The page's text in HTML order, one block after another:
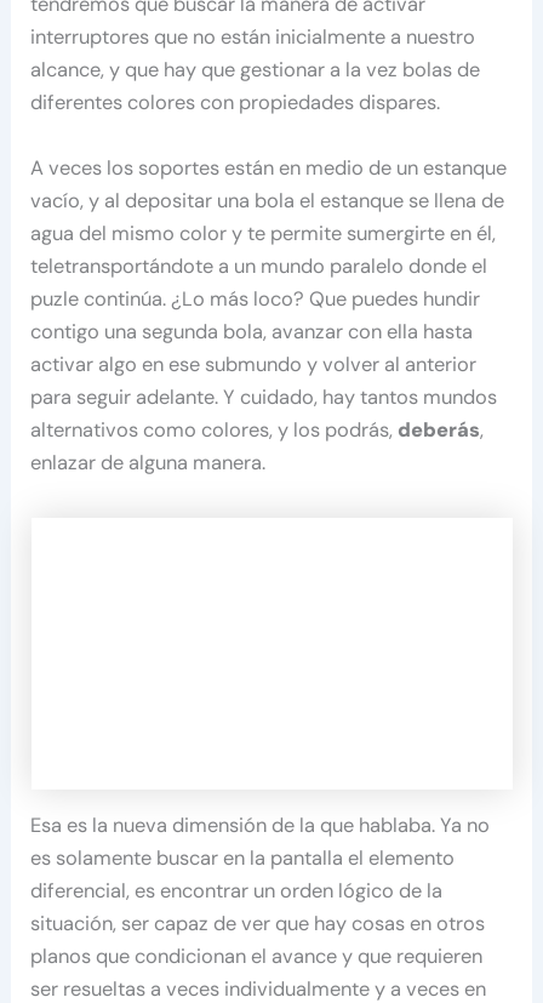
interruptores que no están inicialmente a nuestro
alcance, y que hay que gestionar a la vez bolas de
diferentes colores con propiedades dispares.
A veces los soportes están en medio de un estanque
vacío, y al depositar una bola el estanque se llena de
agua del mismo color y te permite sumergirte en él,
teletransportándote a un mundo paralelo donde el
puzle continúa. ¿Lo más loco? Que puedes hundir
contigo una segunda bola, avanzar con ella hasta
activar algo en ese submundo y volver al anterior
para seguir adelante. Y cuidado, hay tantos mundos
alternativos como colores, y los podrás, deberás,
enlazar de alguna manera.
Esa es la nueva dimensión de la que hablaba. Ya no
es solamente buscar en la pantalla el elemento
diferencial, es encontrar un orden lógico de la
situación, ser capaz de ver que hay cosas en otros
planos que condicionan el avance y que requieren
ser resueltas a veces individualmente y a veces en